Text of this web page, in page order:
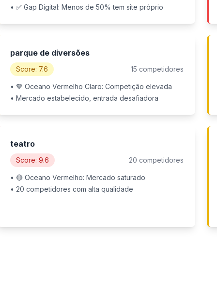
• ✅ Gap Digital: Menos de 50% tem site próprio
parque de diversões
Score: 7.6 15 competidores
• 🧡 Oceano Vermelho Claro: Competição elevada
• Mercado estabelecido, entrada desafiadora
teatro
Score: 9.6 20 competidores
• 🔴 Oceano Vermelho: Mercado saturado
• 20 competidores com alta qualidade